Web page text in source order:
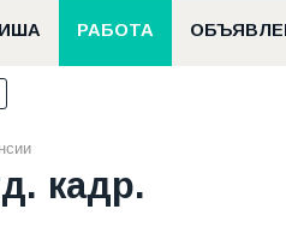
РАБОТА
кадр.